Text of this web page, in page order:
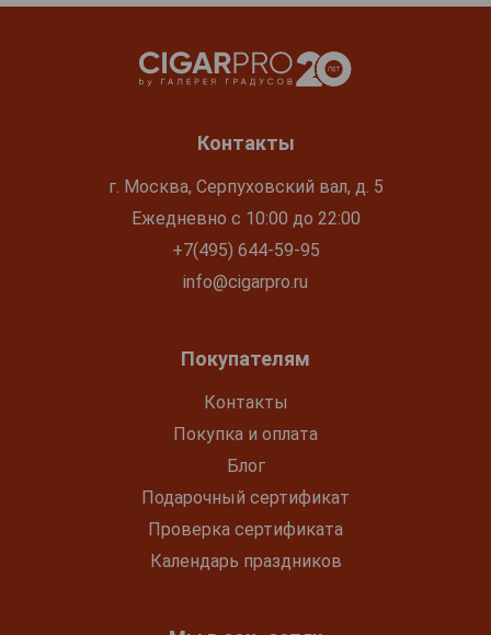
Контакты
г. Москва, Серпуховский вал, д. 5
Ежедневно с 10:00 до 22:00
+7(495) 644-59-95
info@cigarpro.ru
Покупателям
Контакты
Покупка и оплата
Блог
Подарочный сертификат
Проверка сертификата
Календарь праздников